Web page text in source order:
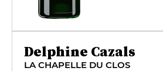
Delphine Cazals
LA CHAPELLE DU CLOS